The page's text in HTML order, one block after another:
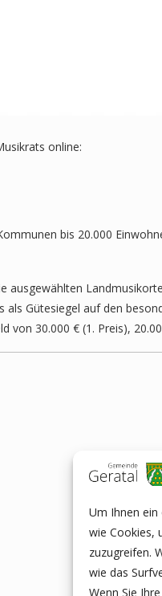
Um Ihnen
wie Cookies,
zuzugreifen.
wie das
Wenn Sie
online:
bis 20.000
ausgewählten
Gütesiegel auf den
30.000 € (1. Preis),